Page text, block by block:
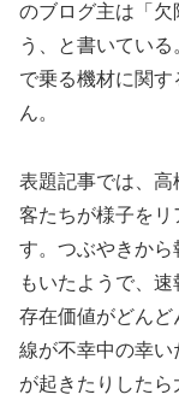
のブログ主は「欠
う、と書いてい
で乗る機材に関
ん。
表題記事では、
客たちが様子をリ
す。つぶやきから
もいたようで、
存在価値がどん
線が不幸中の幸い
が起きたりしたら